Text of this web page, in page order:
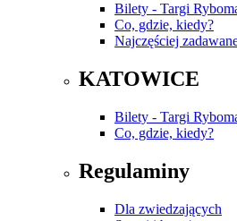
Bilety - Targi
Co, gdzie, kiedy?
Najczęściej
KATOWICE
Bilety - Targi
Co, gdzie, kiedy?
Regulaminy
Dla zwiedzających